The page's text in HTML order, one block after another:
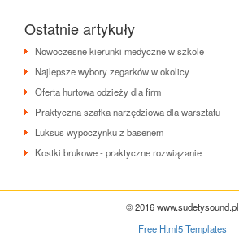
Ostatnie artykuły
Nowoczesne kierunki medyczne w szkole
Najlepsze wybory zegarków w okolicy
Oferta hurtowa odzieży dla firm
Praktyczna szafka narzędziowa dla warsztatu
Luksus wypoczynku z basenem
Kostki brukowe - praktyczne rozwiązanie
© 2016 www.sudetysound.pl
Free Html5 Templates